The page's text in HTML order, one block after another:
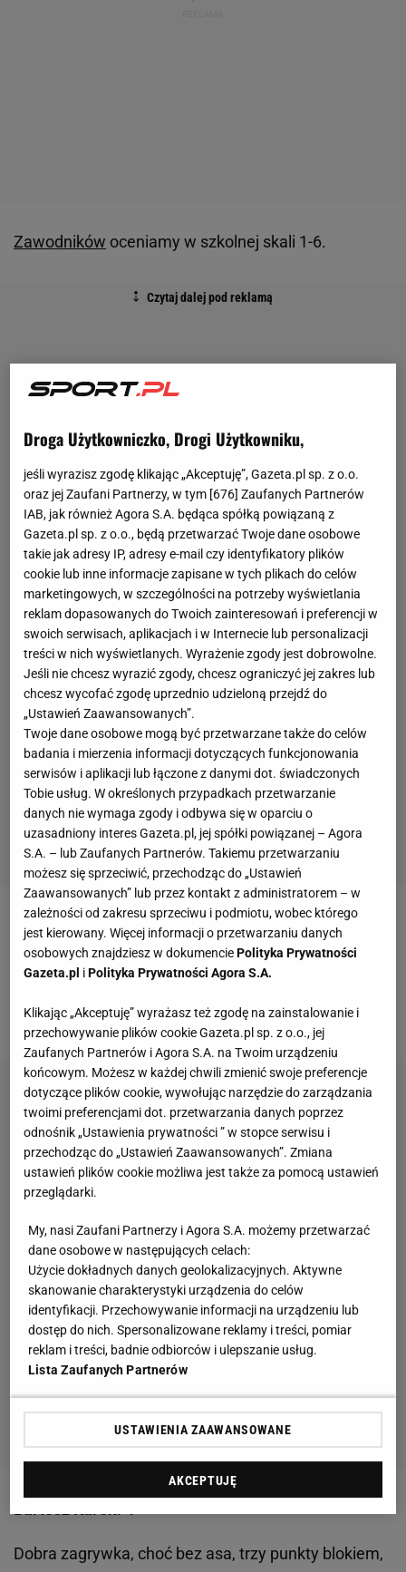
Zawodników oceniamy w szkolnej skali 1-6.
Piotr Nowakowski: 4
W ataku bardzo dobry (6/9), w bloku też w porządku
Zepsuł trzy, nie zanotował asa.
Dobra zagrywka, choć bez asa, trzy punkty blokiem,
Droga Użytkowniczko, Drogi Użytkowniku,
jeśli wyrazisz zgodę klikając „Akceptuję”, Gazeta.pl sp. z o.o.
oraz jej Zaufani Partnerzy, w tym [676] Zaufanych Partnerów
IAB, jak również Agora S.A. będąca spółką powiązaną z
Gazeta.pl sp. z o.o., będą przetwarzać Twoje dane osobowe
takie jak adresy IP, adresy e-mail czy identyfikatory plików
cookie lub inne informacje zapisane w tych plikach do celów
marketingowych, w szczególności na potrzeby wyświetlania
reklam dopasowanych do Twoich zainteresowań i preferencji w
swoich serwisach, aplikacjach i w Internecie lub personalizacji
treści w nich wyświetlanych. Wyrażenie zgody jest dobrowolne.
Jeśli nie chcesz wyrazić zgody, chcesz ograniczyć jej zakres lub
chcesz wycofać zgodę uprzednio udzieloną przejdź do
„Ustawień Zaawansowanych”.
Twoje dane osobowe mogą być przetwarzane także do celów
badania i mierzenia informacji dotyczących funkcjonowania
serwisów i aplikacji lub łączone z danymi dot. świadczonych
Tobie usług. W określonych przypadkach przetwarzanie
danych nie wymaga zgody i odbywa się w oparciu o
uzasadniony interes Gazeta.pl, jej spółki powiązanej – Agora
S.A. – lub Zaufanych Partnerów. Takiemu przetwarzaniu
możesz się sprzeciwić, przechodząc do „Ustawień
Zaawansowanych” lub przez kontakt z administratorem – w
zależności od zakresu sprzeciwu i podmiotu, wobec którego
jest kierowany. Więcej informacji o przetwarzaniu danych
osobowych znajdziesz w dokumenciePolityka Prywatności
Gazeta.pl iPolityka Prywatności Agora S.A.
Klikając „Akceptuję” wyrażasz też zgodę na zainstalowanie i
przechowywanie plików cookie Gazeta.pl sp. z o.o., jej
Zaufanych Partnerów i Agora S.A. na Twoim urządzeniu
końcowym. Możesz w każdej chwili zmienić swoje preferencje
dotyczące plików cookie, wywołując narzędzie do zarządzania
twoimi preferencjami dot. przetwarzania danych poprzez
odnośnik „Ustawienia prywatności ” w stopce serwisu i
przechodząc do „Ustawień Zaawansowanych”. Zmiana
ustawień plików cookie możliwa jest także za pomocą ustawień
przeglądarki.
My, nasi Zaufani Partnerzy i Agora S.A. możemy przetwarzać
dane osobowe w następujących celach:
Użycie dokładnych danych geolokalizacyjnych. Aktywne
skanowanie charakterystyki urządzenia do celów
identyfikacji. Przechowywanie informacji na urządzeniu lub
dostęp do nich. Spersonalizowane reklamy i treści, pomiar
reklam i treści, badnie odbiorców i ulepszanie usług.
Lista Zaufanych Partnerów
USTAWIENIA ZAAWANSOWANE
AKCEPTUJĘ